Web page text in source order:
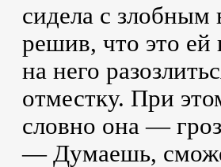
сидела с
решив, что это
на него
отместку. При
словно она —
— Думаешь,